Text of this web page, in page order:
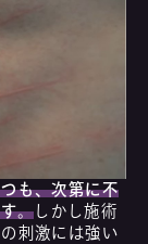
も、次第に不
。 しかし施術
刺激には強い